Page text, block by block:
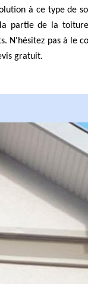
à ce type de
partie de la
N'hésitez pas à le
gratuit.